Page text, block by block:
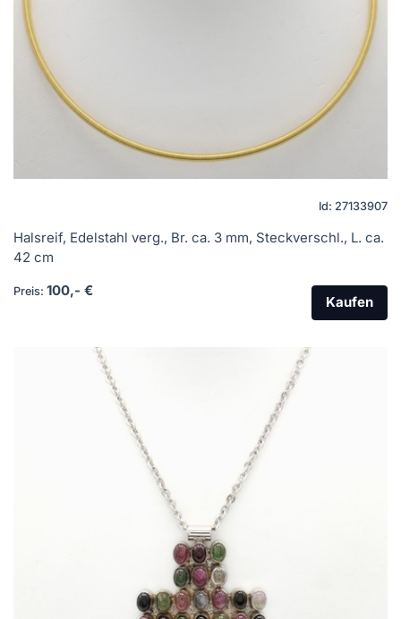
Id: 27133907
Halsreif, Edelstahl verg., Br. ca. 3 mm, Steckverschl., L. ca.
42 cm
Preis: 100,- €
Kaufen